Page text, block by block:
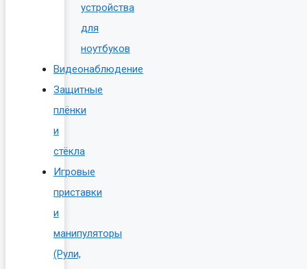
устройства
для
ноутбуков
Видеонаблюдение
Защитные
плёнки
и
стёкла
Игровые
приставки
и
манипуляторы
(Рули,